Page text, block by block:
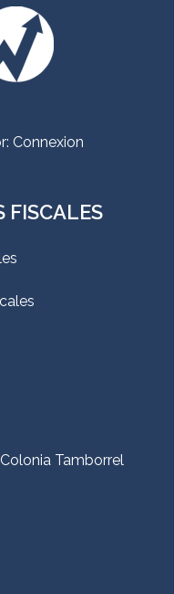
Connexion
FISCALES
Tamborrel